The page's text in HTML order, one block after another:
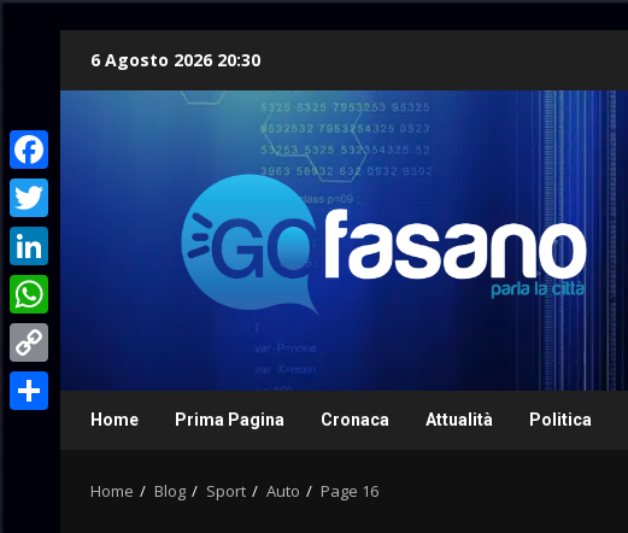
6 Agosto 2026 20:30
Home Prima Pagina Cronaca Attualità Politica
Home Blog Sport Auto Page 16
Facebook
Twitter
LinkedIn
WhatsApp
Copy